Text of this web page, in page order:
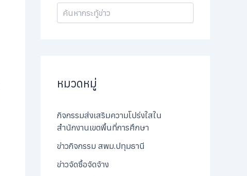
หมวดหมู่
กิจกรรมส่งเสริมความโปร่งใสใน
สำนักงานเขตพื้นที่การศึกษา
ข่าวกิจกรรม สพม.ปทุมธานี
ข่าวจัดซื้อจัดจ้าง